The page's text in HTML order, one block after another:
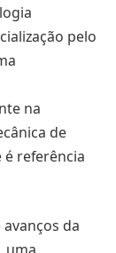
pelo
na
de
é referência
da